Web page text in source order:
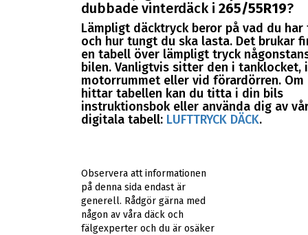
dubbade vinterdäck i 265/55R19?
Lämpligt däcktryck beror på vad du
och hur tungt du ska lasta. Det brukar
en tabell över lämpligt tryck
bilen. Vanligtvis sitter den i tanklocket, i
motorrummet eller vid förardörren. Om
hittar tabellen kan du titta i din bils
instruktionsbok eller använda dig av
digitala tabell: LUFTTRYCK DÄCK.
Observera att informationen
på denna sida endast är
generell. Rådgör gärna med
någon av våra däck och
fälgexperter och du är osäker